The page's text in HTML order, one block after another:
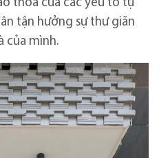
thoa của các yếu tố tự
tận hưởng sự thư giãn
của mình.